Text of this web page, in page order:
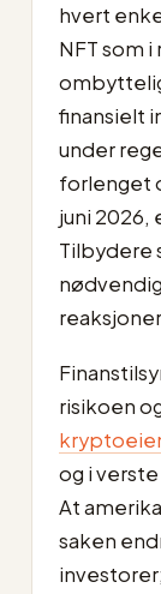
hvert
NFT som
finansielt
under
forlenget
juni 2026,
Tilbydere
risikoen
og i
At
saken